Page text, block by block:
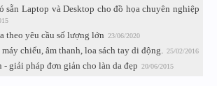
sẵn Laptop và Desktop cho đồ họa chuyên nghiệp
theo yêu cầu số lượng lớn 23/06/2020
chiếu, âm thanh, loa sách tay di động. 25/02/2016
giải pháp đơn giản cho làn da đẹp 20/06/2015